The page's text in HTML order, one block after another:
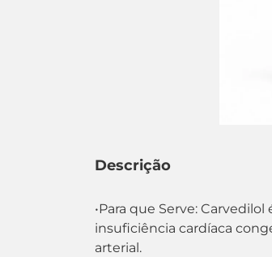
Descrição
•Para que Serve:
insuficiência cardíaca
arterial.